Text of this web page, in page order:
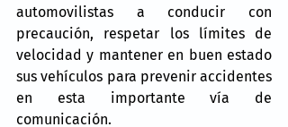
automovilistas a conducir con
precaución, respetar los límites de
velocidad y mantener en buen estado
sus vehículos para prevenir accidentes
en esta importante vía de
comunicación.